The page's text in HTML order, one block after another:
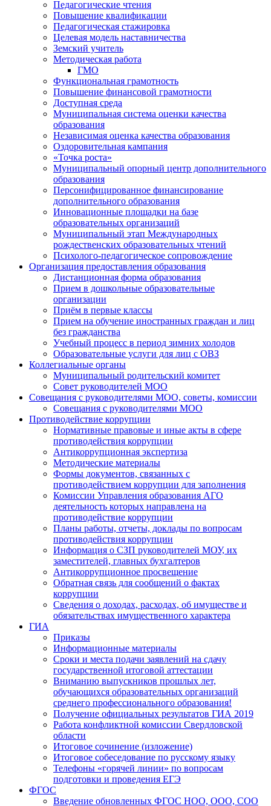
Педагогические чтения
Повышение квалификации
Педагогическая стажировка
Целевая модель наставничества
Земский учитель
Методическая работа
ГМО
Функциональная грамотность
Повышение финансовой грамотности
Доступная среда
Муниципальная система оценки качества
образования
Независимая оценка качества образования
Оздоровительная кампания
«Точка роста»
Муниципальный опорный центр дополнительного
образования
Персонифицированное финансирование
дополнительного образования
Инновационные площадки на базе
образовательных организаций
Муниципальный этап Международных
рождественских образовательных чтений
Психолого-педагогическое сопровождение
Организация предоставления образования
Дистанционная форма образования
Прием в дошкольные образовательные
организации
Приём в первые классы
Прием на обучение иностранных граждан и лиц
без гражданства
Учебный процесс в период зимних холодов
Образовательные услуги для лиц с ОВЗ
Коллегиальные органы
Муниципальный родительский комитет
Совет руководителей МОО
Совещания с руководителями МОО, советы, комиссии
Совещания с руководителями МОО
Противодействие коррупции
Нормативные правовые и иные акты в сфере
противодействия коррупции
Антикоррупционная экспертиза
Методические материалы
Формы документов, связанных с
противодействием коррупции для заполнения
Комиссии Управления образования АГО
деятельность которых направлена на
противодействие коррупции
Планы работы, отчеты, доклады по вопросам
противодействия коррупции
Информация о СЗП руководителей МОУ, их
заместителей, главных бухгалтеров
Антикоррупционное просвещение
Обратная связь для сообщений о фактах
коррупции
Сведения о доходах, расходах, об имуществе и
обязательствах имущественного характера
ГИА
Приказы
Информационные материалы
Сроки и места подачи заявлений на сдачу
государственной итоговой аттестации
Вниманию выпускников прошлых лет,
обучающихся образовательных организаций
среднего профессионального образования!
Получение официальных результатов ГИА 2019
Работа конфликтной комиссии Свердловской
области
Итоговое сочинение (изложение)
Итоговое собеседование по русскому языку
Телефоны «горячей линии» по вопросам
подготовки и проведения ЕГЭ
ФГОС
Введение обновленных ФГОС НОО, ООО, СОО